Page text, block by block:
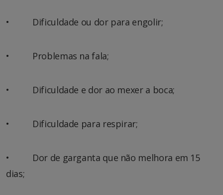
• Dificuldade ou dor para engolir;
• Problemas na fala;
• Dificuldade e dor ao mexer a boca;
• Dificuldade para respirar;
• Dor de garganta que não melhora em 15
dias;